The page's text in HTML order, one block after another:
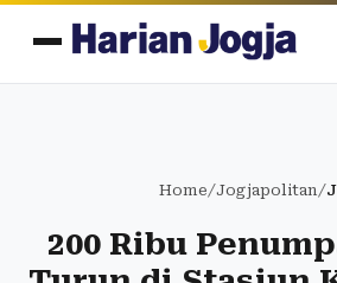
Home/Jogjapolitan/
200 Ribu